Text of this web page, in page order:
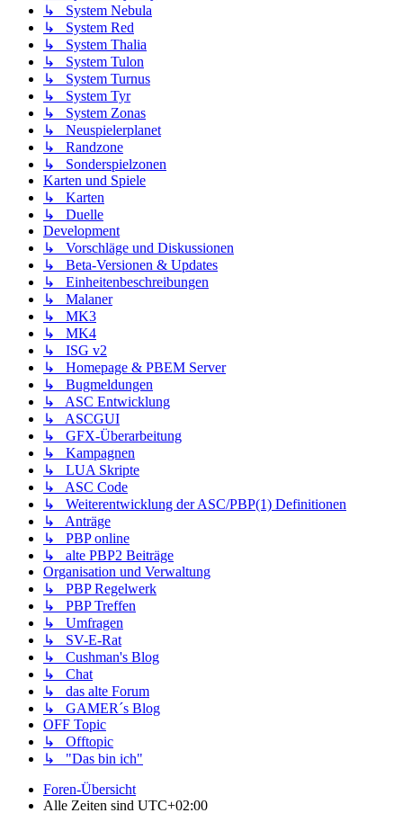
↳ System Nebula
↳ System Red
↳ System Thalia
↳ System Tulon
↳ System Turnus
↳ System Tyr
↳ System Zonas
↳ Neuspielerplanet
↳ Randzone
↳ Sonderspielzonen
Karten und Spiele
↳ Karten
↳ Duelle
Development
↳ Vorschläge und Diskussionen
↳ Beta-Versionen & Updates
↳ Einheitenbeschreibungen
↳ Malaner
↳ MK3
↳ MK4
↳ ISG v2
↳ Homepage & PBEM Server
↳ Bugmeldungen
↳ ASC Entwicklung
↳ ASCGUI
↳ GFX-Überarbeitung
↳ Kampagnen
↳ LUA Skripte
↳ ASC Code
↳ Weiterentwicklung der ASC/PBP(1) Definitionen
↳ Anträge
↳ PBP online
↳ alte PBP2 Beiträge
Organisation und Verwaltung
↳ PBP Regelwerk
↳ PBP Treffen
↳ Umfragen
↳ SV-E-Rat
↳ Cushman's Blog
↳ Chat
↳ das alte Forum
↳ GAMER´s Blog
OFF Topic
↳ Offtopic
↳ "Das bin ich"
Foren-Übersicht
Alle Zeiten sind UTC+02:00